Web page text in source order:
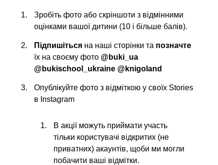
Зробіть фото або скріншоти з відмінними
оцінками вашої дитини (10 і більше балів).
Підпишіться на наші сторінки та позначте
їх на своєму фото @buki_ua
@bukischool_ukraine @knigoland
Опублікуйте фото з відміткою у своїх Stories
в Instagram
В акції можуть приймати участь
тільки користувачі відкритих (не
приватних) акаунтів, щоби ми могли
побачити ваші відмітки.